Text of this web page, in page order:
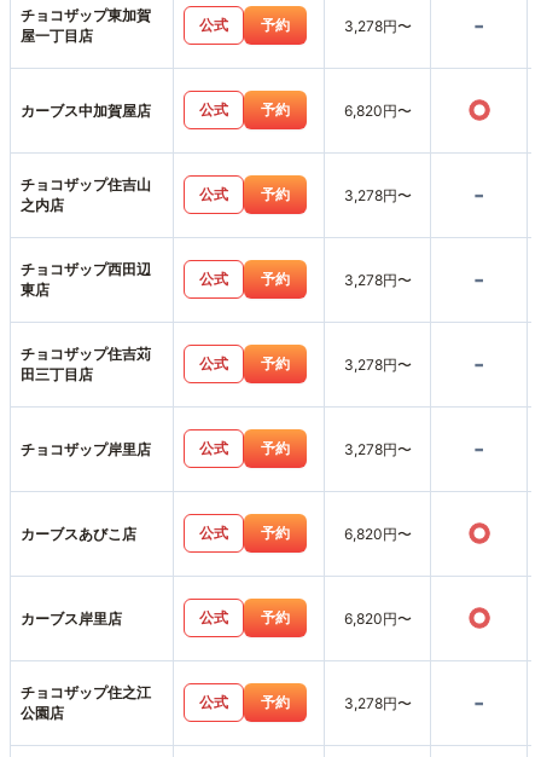
チョコザップ東加賀
屋一丁目店
公式 予約 3,278円〜 -
カーブス中加賀屋店 公式 予約 6,820円〜 ○
チョコザップ住吉山
之内店
公式 予約 3,278円〜 -
チョコザップ西田辺
東店
公式 予約 3,278円〜 -
チョコザップ住吉苅
田三丁目店
公式 予約 3,278円〜 -
チョコザップ岸里店 公式 予約 3,278円〜 -
カーブスあびこ店 公式 予約 6,820円〜 ○
カーブス岸里店 公式 予約 6,820円〜 ○
チョコザップ住之江
公園店
公式 予約 3,278円〜 -